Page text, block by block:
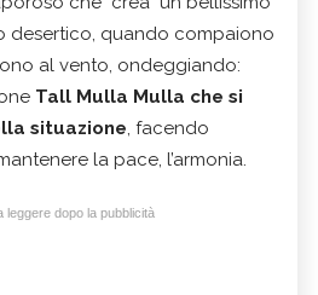
desertico, quando compaiono
al vento, ondeggiando:
Tall Mulla Mulla che si
situazione, facendo
la pace, l’armonia.
leggere dopo la pubblicità